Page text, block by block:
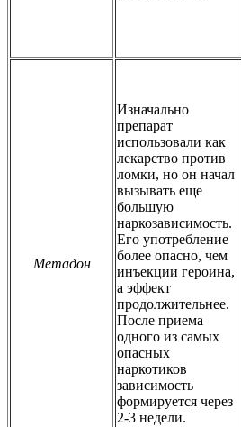
Метадон
Изначально
препарат
использовали как
лекарство против
ломки, но он начал
вызывать еще
большую
наркозависимость.
Его употребление
более опасно, чем
инъекции героина,
а эффект
продолжительнее.
После приема
одного из самых
опасных
наркотиков
зависимость
формируется через
2-3 недели.